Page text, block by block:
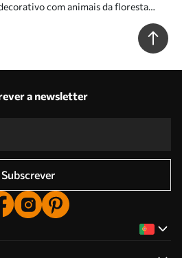
com animais da floresta
a newsletter
Subscrever